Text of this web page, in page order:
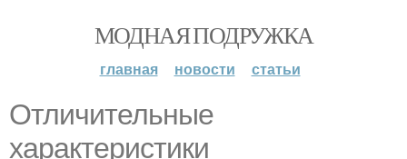
МОДНАЯ ПОДРУЖКА
главная новости статьи
Отличительные
характеристики